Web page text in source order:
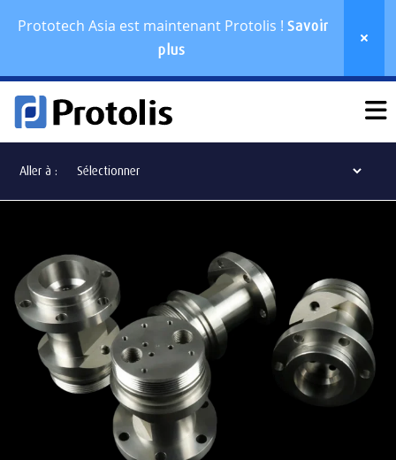
Aller à :
Prototech Asia est maintenant Protolis ! Savoir
plus